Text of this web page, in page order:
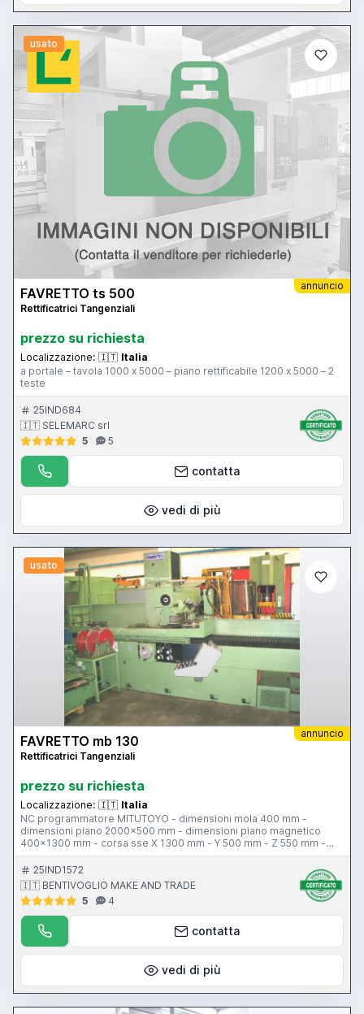
usato
annuncio
FAVRETTO ts 500
Rettificatrici Tangenziali
prezzo su richiesta
Localizzazione: 🇮🇹 Italia
a portale – tavola 1000 x 5000 – piano rettificabile 1200 x 5000 – 2
teste
25IND684
🇮🇹 SELEMARC srl
5
5
contatta
vedi di più
usato
annuncio
FAVRETTO mb 130
Rettificatrici Tangenziali
prezzo su richiesta
Localizzazione: 🇮🇹 Italia
NC programmatore MITUTOYO - dimensioni mola 400 mm -
dimensioni piano 2000x500 mm - dimensioni piano magnetico
400x1300 mm - corsa sse X 1300 mm - Y 500 mm - Z 550 mm -
sistema di diamatatura - comandi idraulici - pensile di comando -
depuratore a tessuto - protezione antinfortunistica - potenza
motore 21,5 kw - bilanciatore
25IND1572
🇮🇹 BENTIVOGLIO MAKE AND TRADE
5
4
contatta
vedi di più